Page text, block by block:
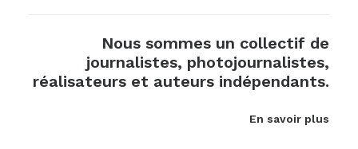
Nous sommes un collectif de
journalistes, photojournalistes,
réalisateurs et auteurs indépendants.
En savoir plus